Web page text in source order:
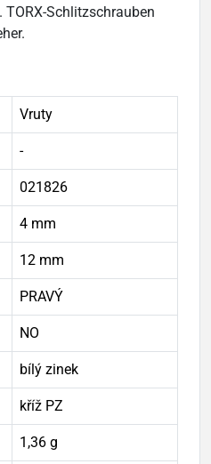
Schlitzschrauben
Vruty
-
021826
4 mm
12 mm
PRAVÝ
NO
bílý zinek
kříž PZ
1,36 g